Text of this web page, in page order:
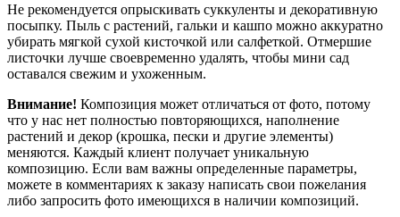
Не рекомендуется опрыскивать суккуленты и декоративную
посыпку. Пыль с растений, гальки и кашпо можно аккуратно
убирать мягкой сухой кисточкой или салфеткой. Отмершие
листочки лучше своевременно удалять, чтобы мини сад
оставался свежим и ухоженным.
Внимание! Композиция может отличаться от фото, потому
что у нас нет полностью повторяющихся, наполнение
растений и декор (крошка, пески и другие элементы)
меняются. Каждый клиент получает уникальную
композицию. Если вам важны определенные параметры,
можете в комментариях к заказу написать свои пожелания
либо запросить фото имеющихся в наличии композиций.